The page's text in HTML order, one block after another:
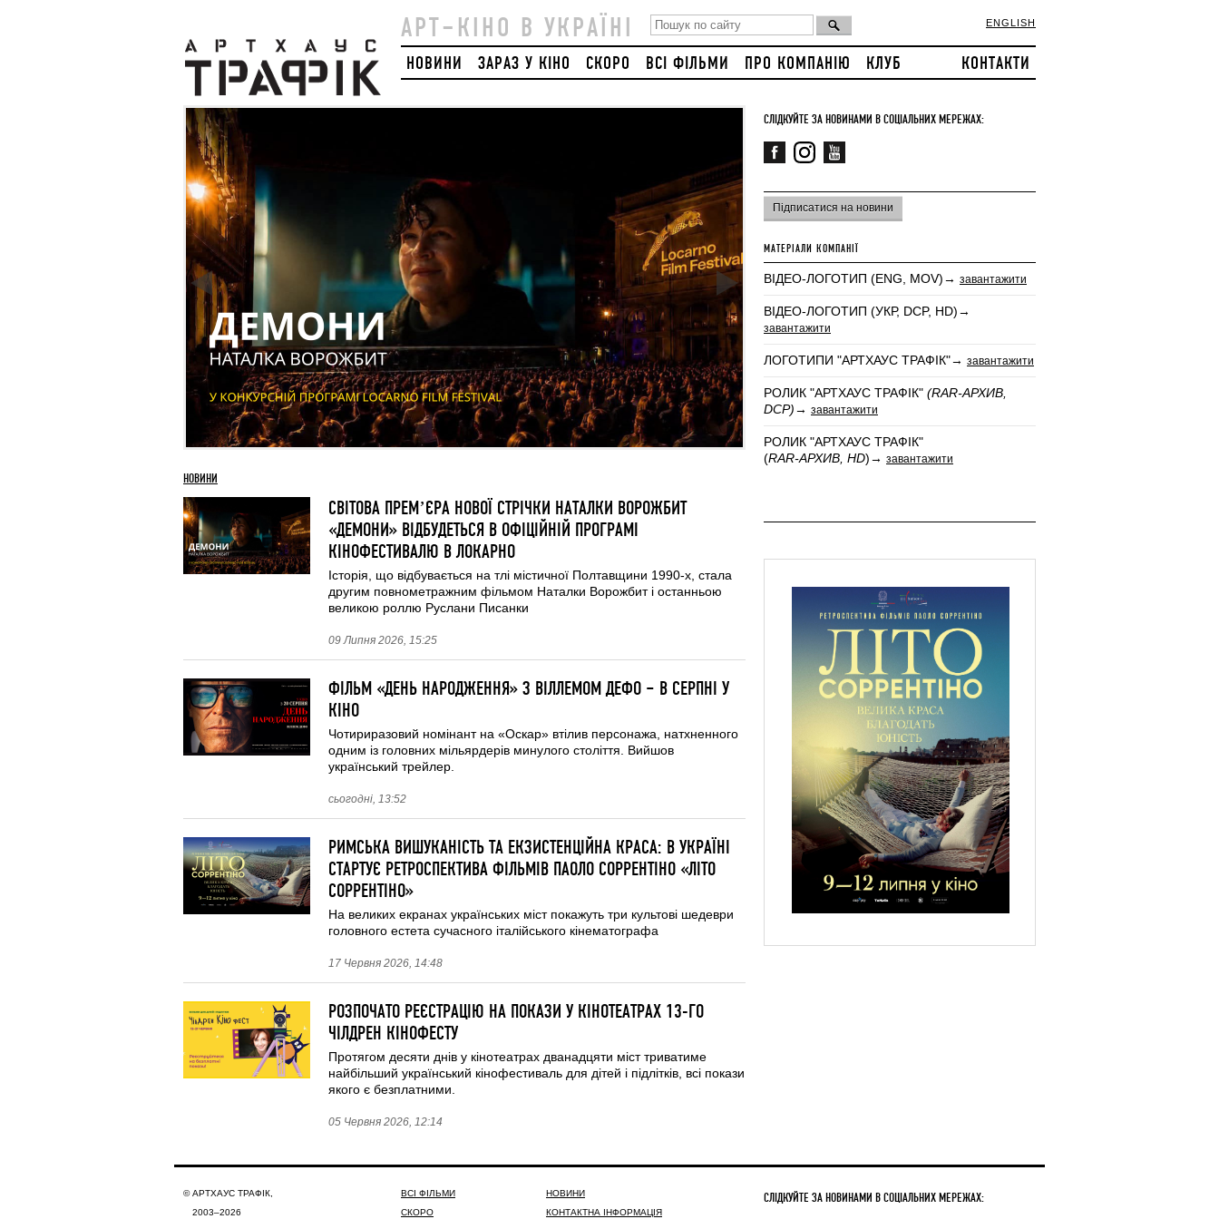
АРТ–КІНО В УКРАЇНІ ENGLISH
НОВИНИ ЗАРАЗ У КІНО СКОРО ВСІ ФІЛЬМИ ПРО КОМПАНІЮ КЛУБ КОНТАКТИ
НОВИНИ
СВІТОВА ПРЕМʼЄРА НОВОЇ СТРІЧКИ НАТАЛКИ ВОРОЖБИТ
«ДЕМОНИ» ВІДБУДЕТЬСЯ В ОФІЦІЙНІЙ ПРОГРАМІ
КІНОФЕСТИВАЛЮ В ЛОКАРНО
Історія, що відбувається на тлі містичної Полтавщини 1990-х, стала
другим повнометражним фільмом Наталки Ворожбит і останньою
великою роллю Руслани Писанки
09 Липня 2026, 15:25
ФІЛЬМ «ДЕНЬ НАРОДЖЕННЯ» З ВІЛЛЕМОМ ДЕФО – В СЕРПНІ У
КІНО
Чотириразовий номінант на «Оскар» втілив персонажа, натхненного
одним із головних мільярдерів минулого століття. Вийшов
український трейлер.
сьогодні, 13:52
РИМСЬКА ВИШУКАНІСТЬ ТА ЕКЗИСТЕНЦІЙНА КРАСА: В УКРАЇНІ
СТАРТУЄ РЕТРОСПЕКТИВА ФІЛЬМІВ ПАОЛО СОРРЕНТІНО «ЛІТО
СОРРЕНТІНО»
На великих екранах українських міст покажуть три культові шедеври
головного естета сучасного італійського кінематографа
17 Червня 2026, 14:48
РОЗПОЧАТО РЕЄСТРАЦІЮ НА ПОКАЗИ У КІНОТЕАТРАХ 13-ГО
ЧІЛДРЕН КІНОФЕСТУ
Протягом десяти днів у кінотеатрах дванадцяти міст триватиме
найбільший український кінофестиваль для дітей і підлітків, всі покази
якого є безплатними.
05 Червня 2026, 12:14
СЛІДКУЙТЕ ЗА НОВИНАМИ В СОЦІАЛЬНИХ МЕРЕЖАХ:
Підписатися на новини
МАТЕРІАЛИ КОМПАНІЇ
ВІДЕО-ЛОГОТИП (ENG, MOV)→ завантажити
ВІДЕО-ЛОГОТИП (УКР, DCP, HD)→
завантажити
ЛОГОТИПИ "АРТХАУС ТРАФІК"→ завантажити
РОЛИК "АРТХАУС ТРАФIК" (RAR-АРХИВ,
DCP)→ завантажити
РОЛИК "АРТХАУС ТРАФIК"
(RAR‑АРХИВ, HD)→ завантажити
© АРТХАУС ТРАФІК,
2003–2026
ВСІ ФІЛЬМИ
СКОРО
НОВИНИ
КОНТАКТНА ІНФОРМАЦІЯ
СЛІДКУЙТЕ ЗА НОВИНАМИ В СОЦІАЛЬНИХ МЕРЕЖАХ: